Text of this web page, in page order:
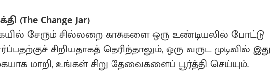
(The Change Jar)
சேரும் சில்லறை காசுகளை ஒரு உண்டியலில் போட்டு
சிறியதாகத் தெரிந்தாலும், ஒரு வருட முடிவில் இது
மாறி, உங்கள் சிறு தேவைகளைப் பூர்த்தி செய்யும்.